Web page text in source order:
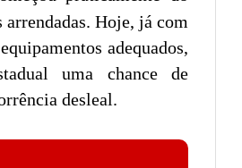
arrendadas. Hoje, já com
adequados,
uma chance de
desleal.